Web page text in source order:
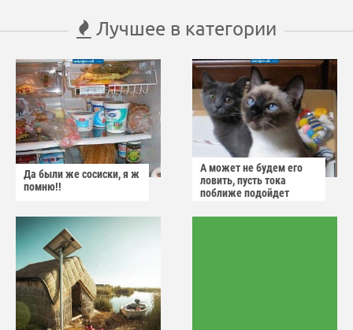
Лучшее в категории
Да были же сосиски, я ж
помню!!
А может не будем его
ловить, пусть тока
поближе подойдет